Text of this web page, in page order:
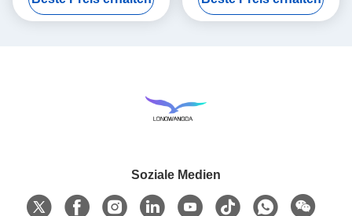
Soziale Medien